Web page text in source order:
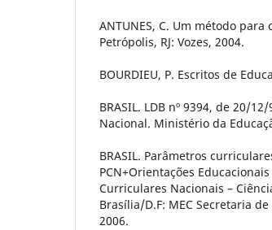
ANTUNES, C. Um método
Petrópolis, RJ: Vozes, 2004.
BOURDIEU, P. Escritos de
BRASIL. LDB nº 9394, de 20/
Nacional. Ministério da
BRASIL. Parâmetros
PCN+Orientações
Curriculares Nacionais –
Brasília/D.F: MEC Secretaria
2006.